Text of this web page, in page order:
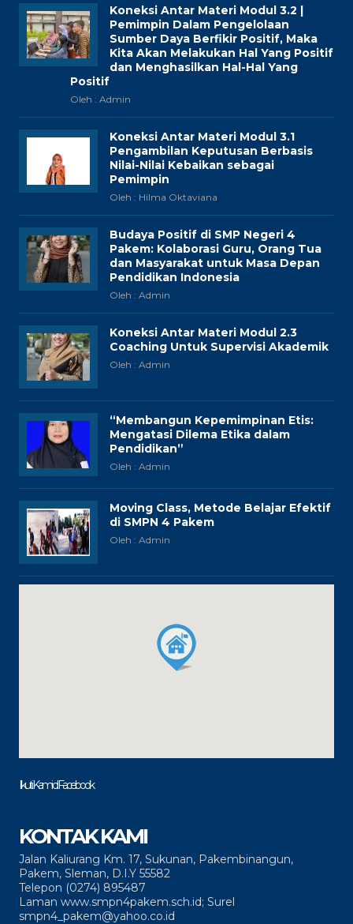
Koneksi Antar Materi Modul 3.2 |
Pemimpin Dalam Pengelolaan
Sumber Daya Berfikir Positif, Maka
Kita Akan Melakukan Hal Yang Positif
dan Menghasilkan Hal-Hal Yang
Positif
Oleh : Admin
Koneksi Antar Materi Modul 3.1
Pengambilan Keputusan Berbasis
Nilai-Nilai Kebaikan sebagai
Pemimpin
Oleh : Hilma Oktaviana
Budaya Positif di SMP Negeri 4
Pakem: Kolaborasi Guru, Orang Tua
dan Masyarakat untuk Masa Depan
Pendidikan Indonesia
Oleh : Admin
Koneksi Antar Materi Modul 2.3
Coaching Untuk Supervisi Akademik
Oleh : Admin
“Membangun Kepemimpinan Etis:
Mengatasi Dilema Etika dalam
Pendidikan”
Oleh : Admin
Moving Class, Metode Belajar Efektif
di SMPN 4 Pakem
Oleh : Admin
Ikuti Kami di Facebook
KONTAK KAMI
Jalan Kaliurang Km. 17, Sukunan, Pakembinangun,
Pakem, Sleman, D.I.Y 55582
Telepon (0274) 895487
Laman www.smpn4pakem.sch.id; Surel
smpn4_pakem@yahoo.co.id